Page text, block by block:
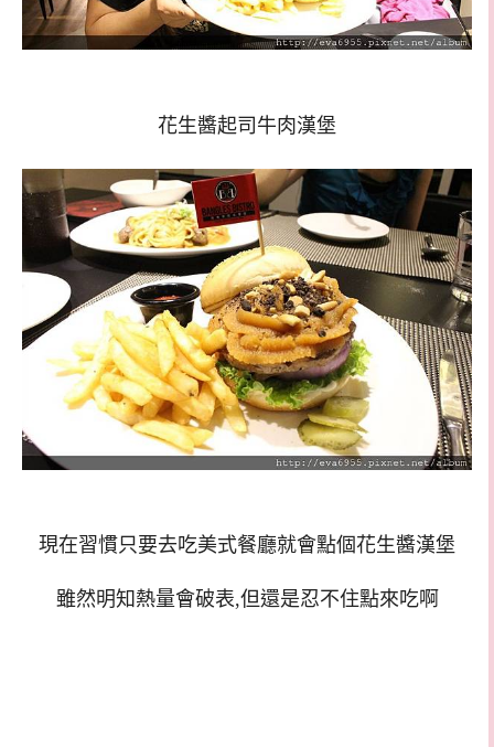
花生醬起司牛肉漢堡
現在習慣只要去吃美式餐廳就會點個花生醬漢堡
雖然明知熱量會破表,但還是忍不住點來吃啊